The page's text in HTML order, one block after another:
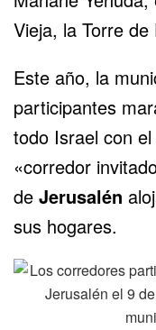
Vieja, la Torre
Este año, la
participantes
todo Israel con
«corredor
de Jerusalén
sus hogares.